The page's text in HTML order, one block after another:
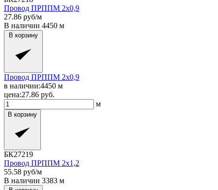
Провод ПРППМ 2x0,9
27.86 руб/м
В наличии 4450 м
В корзину
Провод ПРППМ 2x0,9
в наличии:4450 м
цена:27.86 руб.
м
В корзину
БК27219
Провод ПРППМ 2x1,2
55.58 руб/м
В наличии 3383 м